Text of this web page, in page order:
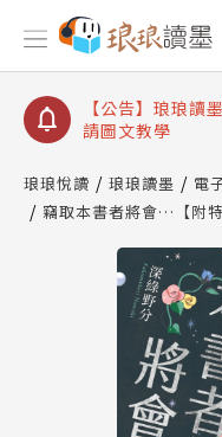
【公告】琅琅讀
【公告】琅琅讀
【公告】琅琅讀
請圖文教學
查詢
【公告】琅琅讀
琅琅悅讀 琅琅讀墨 電
竊取本書者將會…【附特